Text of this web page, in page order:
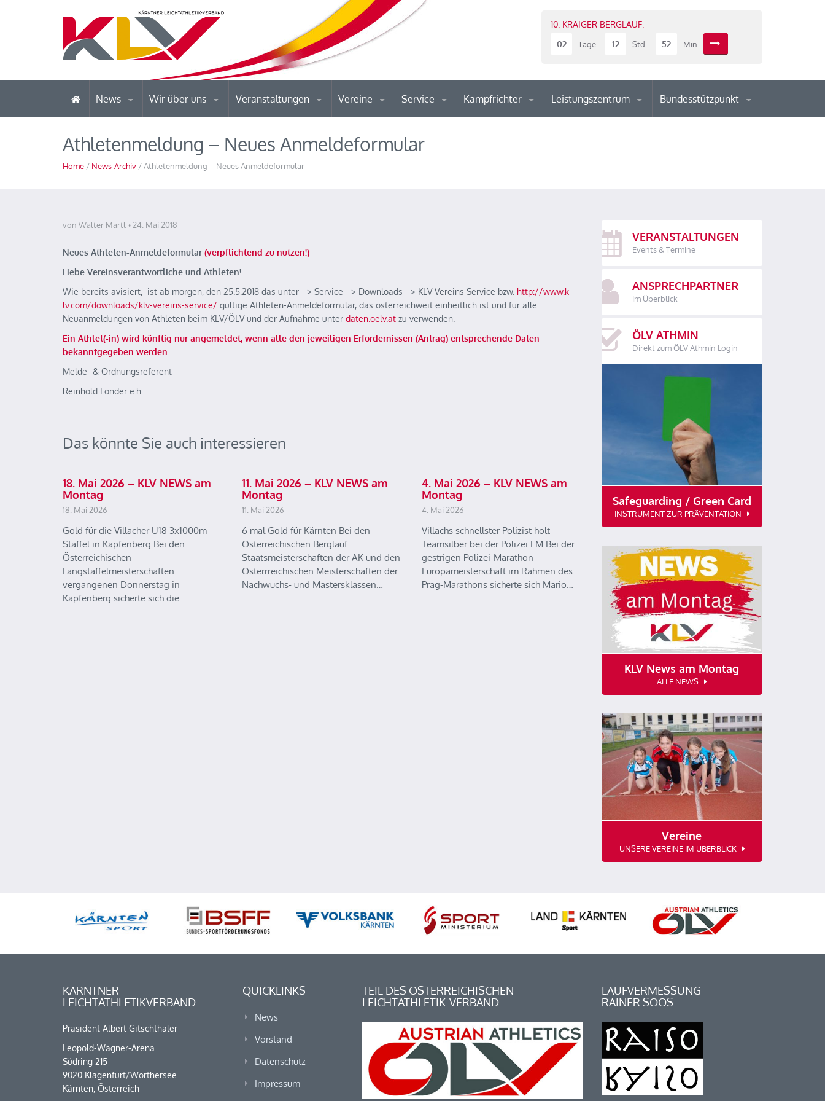
10. KRAIGER BERGLAUF:
02
Tage 12 Std. 52 Min
News Wir über uns Veranstaltungen Vereine Service Kampfrichter Leistungszentrum Bundesstützpunkt
Athletenmeldung – Neues Anmeldeformular
Home / News-Archiv / Athletenmeldung – Neues Anmeldeformular
von Walter Martl 24. Mai 2018
Neues Athleten-Anmeldeformular(verpflichtend zu nutzen!)
Liebe Vereinsverantwortliche und Athleten!
Wie bereits avisiert, ist ab morgen, den 25.5.2018 das unter –> Service –> Downloads –> KLV Vereins Service bzw. http://www.k-
lv.com/downloads/klv-vereins-service/ gültige Athleten-Anmeldeformular, das österreichweit einheitlich ist und für alle
Neuanmeldungen von Athleten beim KLV/ÖLV und der Aufnahme unter daten.oelv.at zu verwenden.
Ein Athlet(-in) wird künftig nur angemeldet, wenn alle den jeweiligen Erfordernissen (Antrag) entsprechende Daten
bekanntgegeben werden.
Melde- & Ordnungsreferent
Reinhold Londer e.h.
Das könnte Sie auch interessieren
18. Mai 2026 – KLV NEWS am
Montag
18. Mai 2026
Gold für die Villacher U18 3x1000m
Staffel in Kapfenberg Bei den
Österreichischen
Langstaffelmeisterschaften
vergangenen Donnerstag in
Kapfenberg sicherte sich die…
11. Mai 2026 – KLV NEWS am
Montag
11. Mai 2026
6 mal Gold für Kärnten Bei den
Österreichischen Berglauf
Staatsmeisterschaften der AK und den
Österrreichischen Meisterschaften der
Nachwuchs- und Mastersklassen…
4. Mai 2026 – KLV NEWS am
Montag
4. Mai 2026
Villachs schnellster Polizist holt
Teamsilber bei der Polizei EM Bei der
gestrigen Polizei-Marathon-
Europameisterschaft im Rahmen des
Prag-Marathons sicherte sich Mario…
VERANSTALTUNGEN
Events & Termine
ANSPRECHPARTNER
im Überblick
ÖLV ATHMIN
Direkt zum ÖLV Athmin Login
Safeguarding / Green Card
INSTRUMENT ZUR PRÄVENTATION
KLV News am Montag
ALLE NEWS
Vereine
UNSERE VEREINE IM ÜBERBLICK
KÄRNTNER
LEICHTATHLETIKVERBAND
Präsident Albert Gitschthaler
Leopold-Wagner-Arena
Südring 215
9020 Klagenfurt/Wörthersee
Kärnten, Österreich
QUICKLINKS
News
Vorstand
Datenschutz
Impressum
TEIL DES ÖSTERREICHISCHEN
LEICHTATHLETIK-VERBAND
LAUFVERMESSUNG
RAINER SOOS